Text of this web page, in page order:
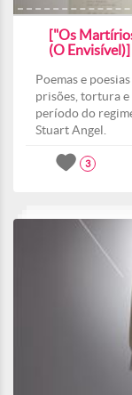
["Os
(O Envisível)]
Poemas e
prisões, tortura e
período do
Stuart Angel.
3